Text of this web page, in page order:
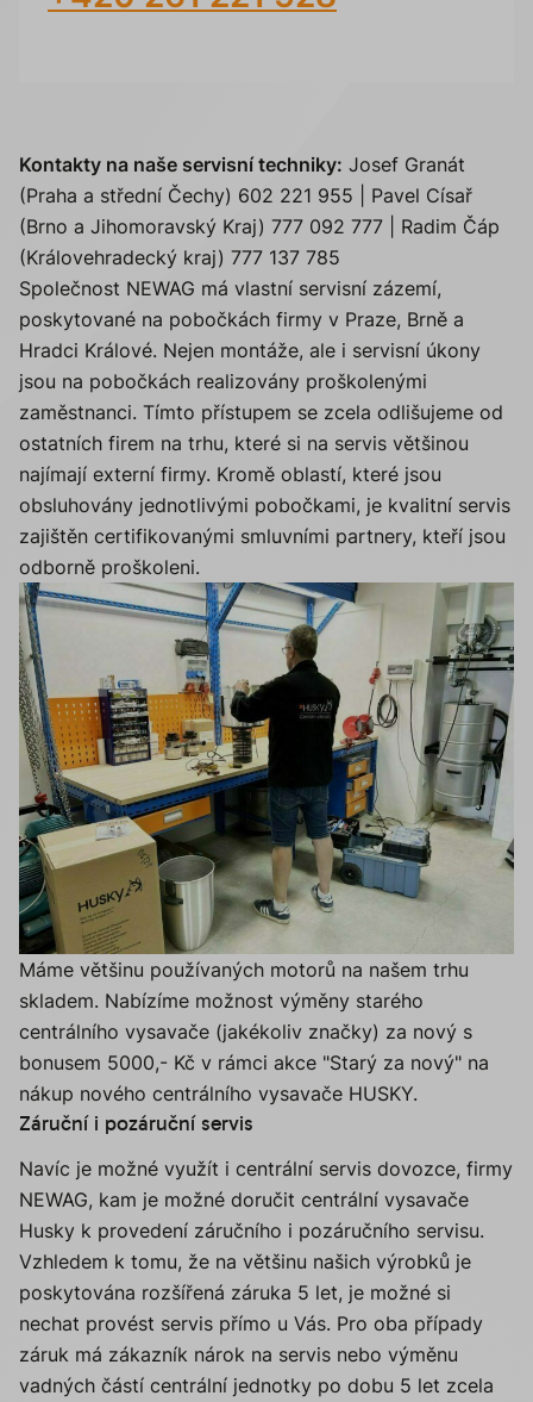
Kontakty na naše servisní techniky: Josef Granát
(Praha a střední Čechy) 602 221 955 | Pavel Císař
(Brno a Jihomoravský Kraj) 777 092 777 | Radim Čáp
(Královehradecký kraj) 777 137 785
Společnost NEWAG má vlastní servisní zázemí,
poskytované na pobočkách firmy v Praze, Brně a
Hradci Králové. Nejen montáže, ale i servisní úkony
jsou na pobočkách realizovány proškolenými
zaměstnanci. Tímto přístupem se zcela odlišujeme od
ostatních firem na trhu, které si na servis většinou
najímají externí firmy. Kromě oblastí, které jsou
obsluhovány jednotlivými pobočkami, je kvalitní servis
zajištěn certifikovanými smluvními partnery, kteří jsou
odborně proškoleni.
Máme většinu používaných motorů na našem trhu
skladem. Nabízíme možnost výměny starého
centrálního vysavače (jakékoliv značky) za nový s
bonusem 5000,- Kč v rámci akce "Starý za nový" na
nákup nového centrálního vysavače HUSKY.
Záruční i pozáruční servis
Navíc je možné využít i centrální servis dovozce, firmy
NEWAG, kam je možné doručit centrální vysavače
Husky k provedení záručního i pozáručního servisu.
Vzhledem k tomu, že na většinu našich výrobků je
poskytována rozšířená záruka 5 let, je možné si
nechat provést servis přímo u Vás. Pro oba případy
záruk má zákazník nárok na servis nebo výměnu
vadných částí centrální jednotky po dobu 5 let zcela